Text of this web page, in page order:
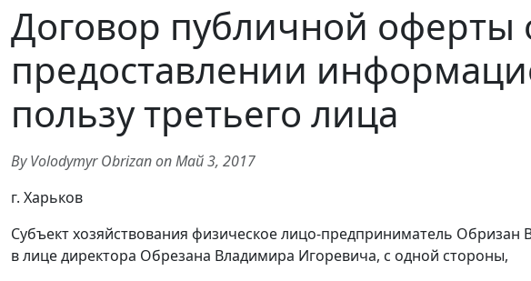
Договор публичной оферты
предоставлении
пользу третьего лица
By Volodymyr Obrizan on Май 3, 2017
г. Харьков
Субъект хозяйствования физическое лицо-предприниматель
в лице директора Обрезана Владимира Игоревича, с одной стороны,